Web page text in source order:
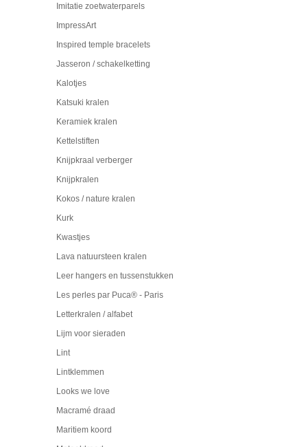
Imitatie zoetwaterparels
ImpressArt
Inspired temple bracelets
Jasseron / schakelketting
Kalotjes
Katsuki kralen
Keramiek kralen
Kettelstiften
Knijpkraal verberger
Knijpkralen
Kokos / nature kralen
Kurk
Kwastjes
Lava natuursteen kralen
Leer hangers en tussenstukken
Les perles par Puca® - Paris
Letterkralen / alfabet
Lijm voor sieraden
Lint
Lintklemmen
Looks we love
Macramé draad
Maritiem koord